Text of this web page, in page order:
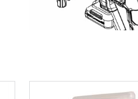
Fonction buriner
Batterie rechargeable